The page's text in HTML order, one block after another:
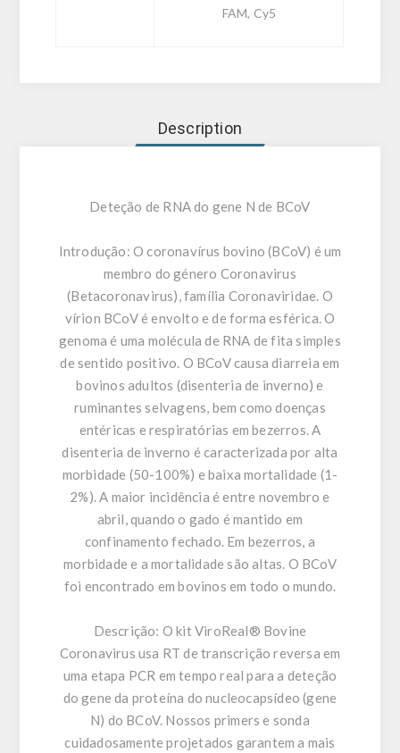
FAM, Cy5
Description
Deteção de RNA do gene N de BCoV
Introdução: O coronavírus bovino (BCoV) é um
membro do género Coronavirus
(Betacoronavirus), família Coronaviridae. O
vírion BCoV é envolto e de forma esférica. O
genoma é uma molécula de RNA de fita simples
de sentido positivo. O BCoV causa diarreia em
bovinos adultos (disenteria de inverno) e
ruminantes selvagens, bem como doenças
entéricas e respiratórias em bezerros. A
disenteria de inverno é caracterizada por alta
morbidade (50-100%) e baixa mortalidade (1-
2%). A maior incidência é entre novembro e
abril, quando o gado é mantido em
confinamento fechado. Em bezerros, a
morbidade e a mortalidade são altas. O BCoV
foi encontrado em bovinos em todo o mundo.
Descrição: O kit ViroReal® Bovine
Coronavirus usa RT de transcrição reversa em
uma etapa PCR em tempo real para a deteção
do gene da proteína do nucleocapsídeo (gene
N) do BCoV. Nossos primers e sonda
cuidadosamente projetados garantem a mais